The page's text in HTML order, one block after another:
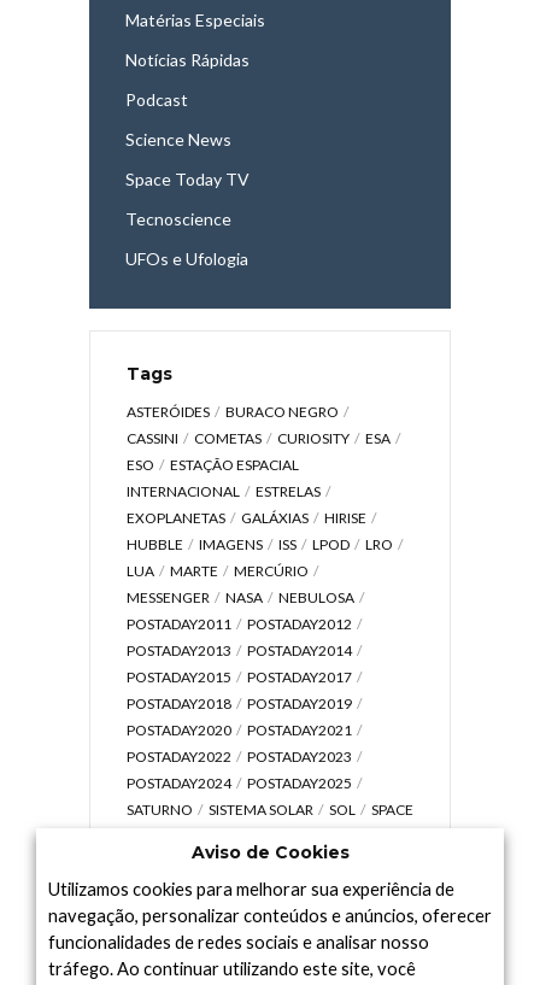
Matérias Especiais
Notícias Rápidas
Podcast
Science News
Space Today TV
Tecnoscience
UFOs e Ufologia
Tags
ASTERÓIDES
BURACO NEGRO
CASSINI
COMETAS CURIOSITY
ESA
ESO
ESTAÇÃO ESPACIAL
INTERNACIONAL
ESTRELAS
EXOPLANETAS
GALÁXIAS
HIRISE
HUBBLE
IMAGENS ISS LPOD
LRO
LUA
MARTE
MERCÚRIO
MESSENGER
NASA
NEBULOSA
POSTADAY2011
POSTADAY2012
POSTADAY2013
POSTADAY2014
POSTADAY2015
POSTADAY2017
POSTADAY2018
POSTADAY2019
POSTADAY2020
POSTADAY2021
POSTADAY2022
POSTADAY2023
POSTADAY2024
POSTADAY2025
SATURNO
SISTEMA SOLAR SOL
SPACE
UNIVERSO
VÍDEO
Arquivo
Aviso de Cookies
Utilizamos cookies para melhorar sua experiência de
navegação, personalizar conteúdos e anúncios, oferecer
funcionalidades de redes sociais e analisar nosso
tráfego. Ao continuar utilizando este site, você